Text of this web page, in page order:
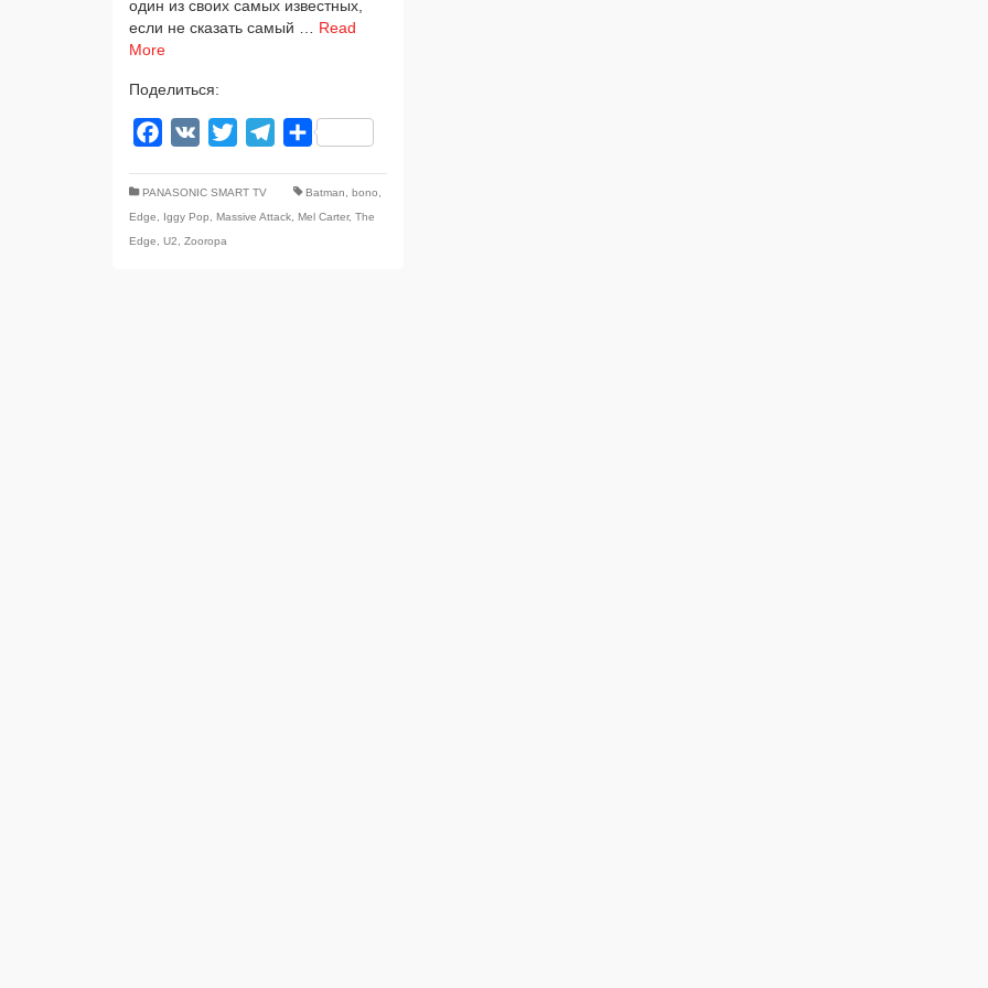
один из сво­их самых извест­ных,
если не ска­зать самый … Read
More
Поделиться:
Facebook
VK Twitter TelegramОтправить
PANASONIC SMART TV Batman bono
Edge
Iggy Pop Massive Attack Mel Carter, The
Edge
U2 Zooropa